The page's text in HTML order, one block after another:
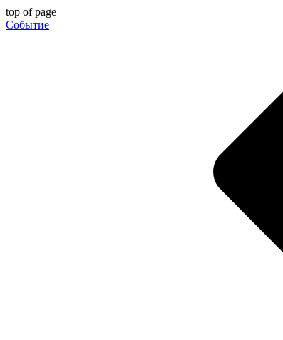
top of page
Событие